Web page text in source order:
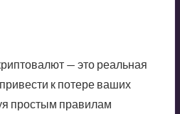
— это реальная
к потере ваших
простым правилам